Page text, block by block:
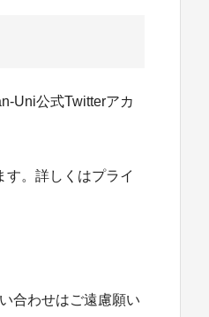
Uni公式Twitterアカ
す。詳しくはプライ
合わせはご遠慮願い